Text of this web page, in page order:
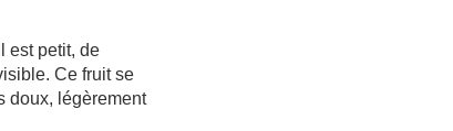
est petit, de
Ce fruit se
doux, légèrement